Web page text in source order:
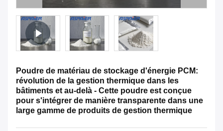
Poudre de matériau de stockage d'énergie PCM:
révolution de la gestion thermique dans les
bâtiments et au-delà - Cette poudre est conçue
pour s'intégrer de manière transparente dans une
large gamme de produits de gestion thermique